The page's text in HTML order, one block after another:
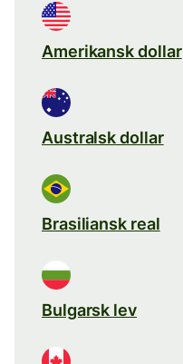
Amerikansk dollar
Australsk dollar
Brasiliansk real
Bulgarsk lev